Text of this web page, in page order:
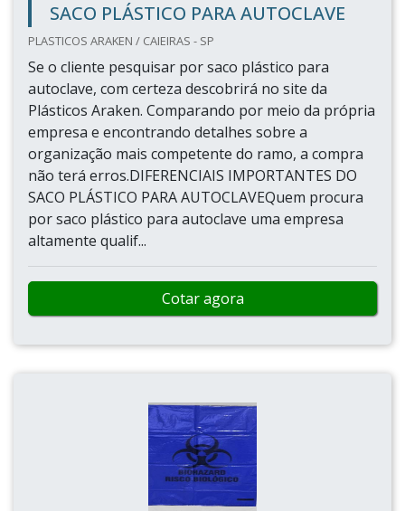
SACO PLÁSTICO PARA AUTOCLAVE
PLASTICOS ARAKEN / CAIEIRAS - SP
Se o cliente pesquisar por saco plástico para
autoclave, com certeza descobrirá no site da
Plásticos Araken. Comparando por meio da própria
empresa e encontrando detalhes sobre a
organização mais competente do ramo, a compra
não terá erros.DIFERENCIAIS IMPORTANTES DO
SACO PLÁSTICO PARA AUTOCLAVEQuem procura
por saco plástico para autoclave uma empresa
altamente qualif...
Cotar agora